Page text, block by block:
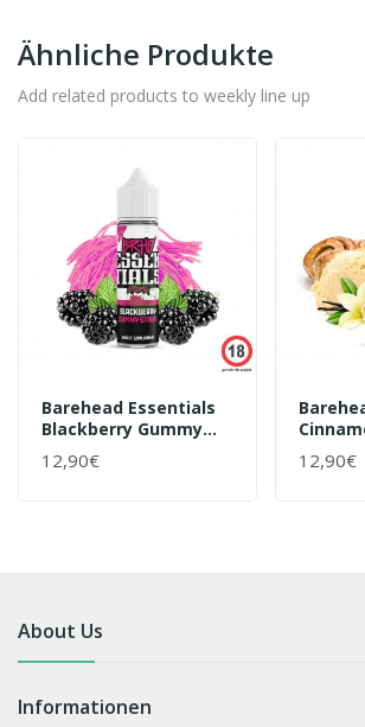
Ähnliche Produkte
Add related products to weekly line up
Barehead Essentials
Blackberry Gummy
12,90€ 12,90€
About Us
Informationen